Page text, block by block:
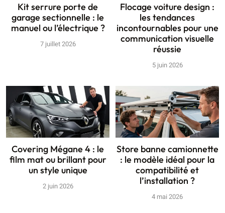
Kit serrure porte de
garage sectionnelle : le
manuel ou l’électrique ?
7 juillet 2026
Flocage voiture design :
les tendances
incontournables pour une
communication visuelle
réussie
5 juin 2026
Covering Mégane 4 : le
film mat ou brillant pour
un style unique
2 juin 2026
Store banne camionnette
: le modèle idéal pour la
compatibilité et
l’installation ?
4 mai 2026